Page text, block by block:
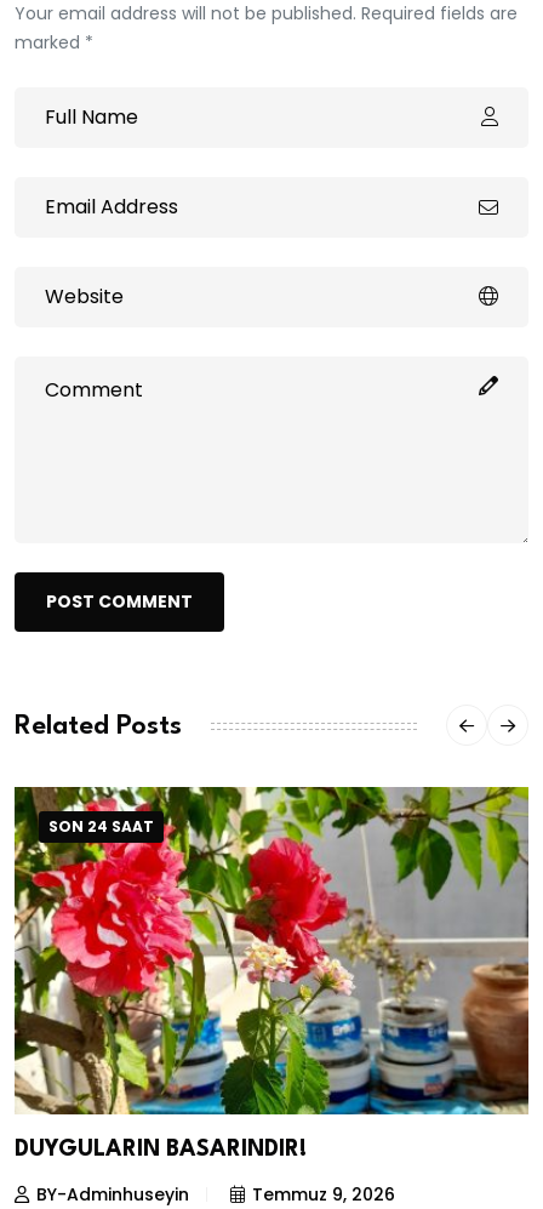
Your email address will not be published. Required fields are
marked *
POST COMMENT
Related Posts
SON 24 SAAT
DUYGULARIN BASARINDIR!
BY-Adminhuseyin Temmuz 9, 2026